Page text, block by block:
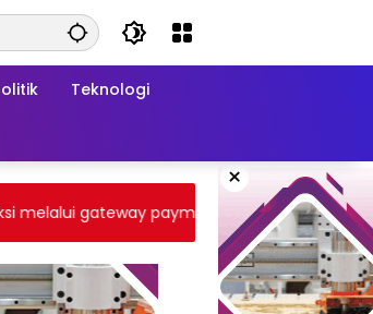
Teknologi
×
gateway payment atau tranfer bank BCA